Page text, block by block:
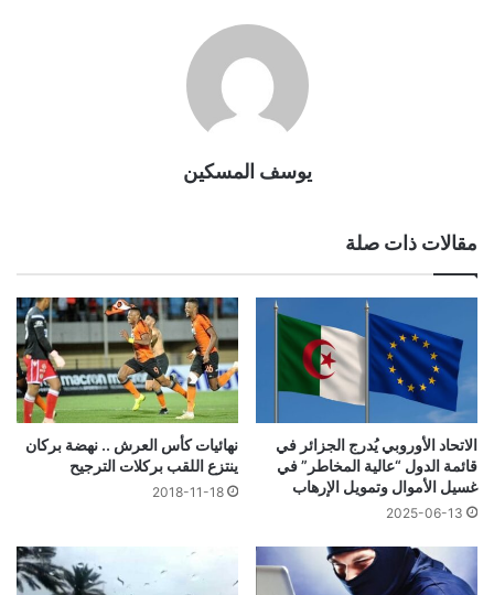
يوسف المسكين
مقالات ذات صلة
الاتحاد الأوروبي يُدرج الجزائر في
قائمة الدول “عالية المخاطر” في
غسيل الأموال وتمويل الإرهاب
2025-06-13
نهائيات كأس العرش .. نهضة بركان
ينتزع اللقب بركلات الترجيح
2018-11-18